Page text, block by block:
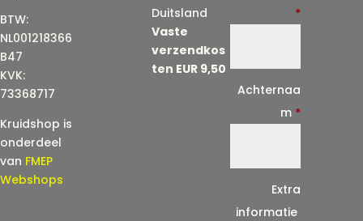
BTW:
NL001218366
B47
KVK:
73368717
Kruidshop is
onderdeel
van FMEP
Webshops
Duitsland
Vaste
verzendkos
ten EUR 9,50
*
Achternaa
m *
Extra
informatie